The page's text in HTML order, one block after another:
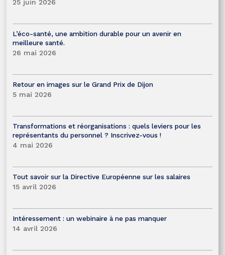
25 juin 2026
L’éco-santé, une ambition durable pour un avenir en
meilleure santé.
26 mai 2026
Retour en images sur le Grand Prix de Dijon
5 mai 2026
Transformations et réorganisations : quels leviers pour les
représentants du personnel ? Inscrivez-vous !
4 mai 2026
Tout savoir sur la Directive Européenne sur les salaires
15 avril 2026
Intéressement : un webinaire à ne pas manquer
14 avril 2026